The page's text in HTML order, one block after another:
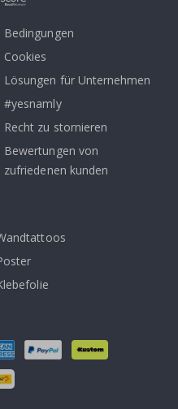
Bedingungen
Cookies
Lösungen für Unternehmen
#yesnamly
Recht zu stornieren
Bewertungen von
zufriedenen kunden